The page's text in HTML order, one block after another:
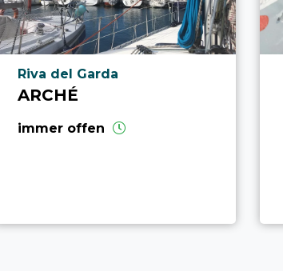
aria.poi_location_prefix
Riva del Garda
ARCHÉ
immer offen